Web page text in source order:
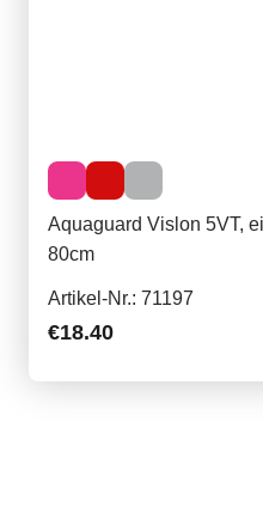
Aquaguard Vislon 5VT,
80cm
Artikel-Nr.: 71197
€18.40